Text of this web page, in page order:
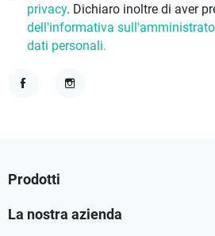
privacy. Dichiaro inoltre di aver
dell'informativa
dati personali.
Prodotti
La nostra azienda